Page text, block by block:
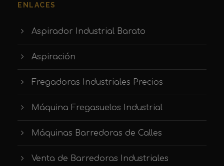
ENLACES
Aspirador Industrial Barato
Aspiración
Fregadoras Industriales Precios
Máquina Fregasuelos Industrial
Máquinas Barredoras de Calles
Venta de Barredoras Industriales